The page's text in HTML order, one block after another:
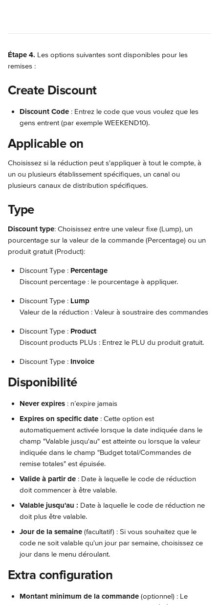
Étape 4. Les options suivantes sont disponibles pour les
remises :
Create Discount
Discount Code : Entrez le code que vous voulez que les
gens entrent (par exemple WEEKEND10).
Applicable on
Choisissez si la réduction peut s'appliquer à tout le compte, à
un ou plusieurs établissement spécifiques, un canal ou
plusieurs canaux de distribution spécifiques.
Type
Discount type: Choisissez entre une valeur fixe (Lump), un
pourcentage sur la valeur de la commande (Percentage) ou un
produit gratuit (Product):
Discount Type : Percentage
Discount percentage : le pourcentage à appliquer.
Discount Type : Lump
Valeur de la réduction : Valeur à soustraire des commandes
Discount Type : Product
Discount products PLUs : Entrez le PLU du produit gratuit.
Discount Type : Invoice
Disponibilité
Never expires : n’expire jamais
Expires on specific date : Cette option est
automatiquement activée lorsque la date indiquée dans le
champ "Valable jusqu'au" est atteinte ou lorsque la valeur
indiquée dans le champ "Budget total/Commandes de
remise totales" est épuisée.
Valide à partir de : Date à laquelle le code de réduction
doit commencer à être valable.
Valable jusqu'au : Date à laquelle le code de réduction ne
doit plus être valable.
Jour de la semaine (facultatif) : Si vous souhaitez que le
code ne soit valable qu'un jour par semaine, choisissez ce
jour dans le menu déroulant.
Extra configuration
Montant minimum de la commande (optionnel) : Le